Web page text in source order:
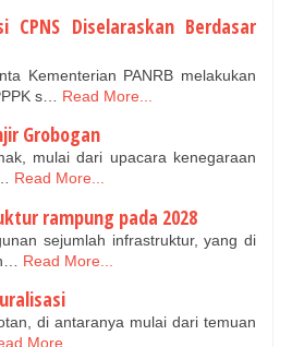
Diselaraskan Berdasar
Kementerian PANRB melakukan
s…
Read More...
Grobogan
mulai dari upacara kenegaraan
Read More...
rampung pada 2028
sejumlah infrastruktur, yang di
Read More...
di antaranya mulai dari temuan
More...